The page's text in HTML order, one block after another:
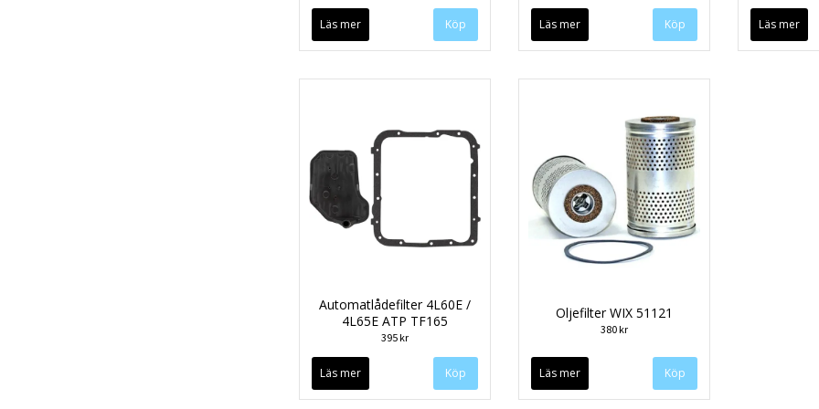
Läs mer Läs mer Läs mer
Automatlådefilter 4L60E /
4L65E ATP TF165
395 kr
Läs mer
Oljefilter WIX 51121
380 kr
Läs mer